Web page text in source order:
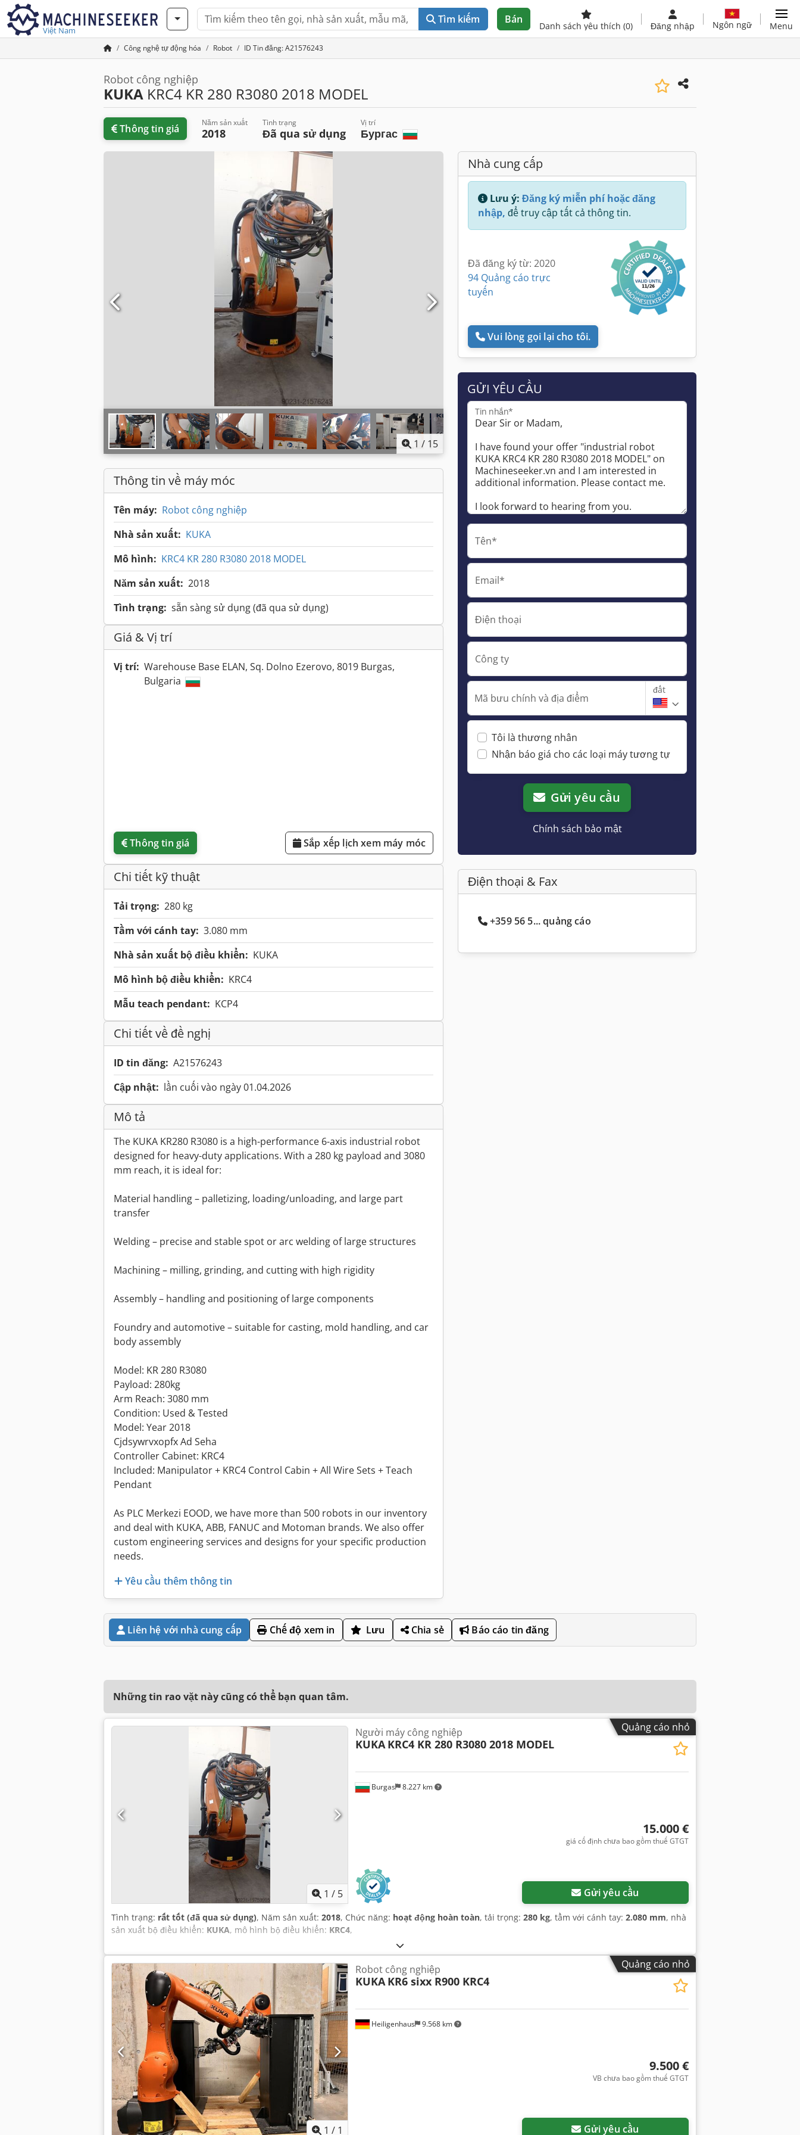
Việt Nam
Tìm kiếm Bán
Danh sách yêu thích (0) Đăng nhập Ngôn ngữ Menu
Công nghệ tự động hóa Robot ID Tin đăng: A21576243
Robot công nghiệp
KUKA KRC4 KR 280 R3080 2018 MODEL
Thông tin giá Năm sản xuất
2018
Tình trạng
Đã qua sử dụng
Vị trí
Бургас
1 / 15
Thông tin về máy móc
Tên máy: Robot công nghiệp
Nhà sản xuất: KUKA
Mô hình: KRC4 KR 280 R3080 2018 MODEL
Năm sản xuất: 2018
Tình trạng: sẵn sàng sử dụng (đã qua sử dụng)
Giá & Vị trí
Vị trí: Warehouse Base ELAN, Sq. Dolno Ezerovo, 8019 Burgas,
Bulgaria
Thông tin giá Sắp xếp lịch xem máy móc
Chi tiết kỹ thuật
Tải trọng: 280 kg
Tầm với cánh tay: 3.080 mm
Nhà sản xuất bộ điều khiển: KUKA
Mô hình bộ điều khiển: KRC4
Mẫu teach pendant: KCP4
Chi tiết về đề nghị
ID tin đăng: A21576243
Cập nhật: lần cuối vào ngày 01.04.2026
Mô tả
The KUKA KR280 R3080 is a high-performance 6-axis industrial robot
designed for heavy-duty applications. With a 280 kg payload and 3080
mm reach, it is ideal for:
Material handling – palletizing, loading/unloading, and large part
transfer
Welding – precise and stable spot or arc welding of large structures
Machining – milling, grinding, and cutting with high rigidity
Assembly – handling and positioning of large components
Foundry and automotive – suitable for casting, mold handling, and car
body assembly
Model: KR 280 R3080
Payload: 280kg
Arm Reach: 3080 mm
Condition: Used & Tested
Model: Year 2018
Cjdsywrvxopfx Ad Seha
Controller Cabinet: KRC4
Included: Manipulator + KRC4 Control Cabin + All Wire Sets + Teach
Pendant
As PLC Merkezi EOOD, we have more than 500 robots in our inventory
and deal with KUKA, ABB, FANUC and Motoman brands. We also offer
custom engineering services and designs for your specific production
needs.
Yêu cầu thêm thông tin
Nhà cung cấp
Lưu ý: Đăng ký miễn phí hoặc đăng
nhập, để truy cập tất cả thông tin.
Đã đăng ký từ: 2020
94 Quảng cáo trực
tuyến
Vui lòng gọi lại cho tôi.
GỬI YÊU CẦU
Tin nhắn*
Tên*
Email*
Điện thoại
Công ty
Mã bưu chính và địa điểm
đất
Tôi là thương nhân
Nhận báo giá cho các loại máy tương tự
Gửi yêu cầu
Chính sách bảo mật
Điện thoại & Fax
+359 56 5... quảng cáo
Liên hệ với nhà cung cấp Chế độ xem in Lưu Chia sẻ Báo cáo tin đăng
Những tin rao vặt này cũng có thể bạn quan tâm.
Quảng cáo nhỏ
1 / 5
Burgas 8.227 km
Người máy công nghiệp
KUKA KRC4 KR 280 R3080 2018 MODEL
15.000 €
giá cố định chưa bao gồm thuế GTGT
Gửi yêu cầu
Tình trạng: rất tốt (đã qua sử dụng), Năm sản xuất: 2018, Chức năng: hoạt động hoàn toàn, tải trọng: 280 kg, tầm với cánh tay: 2.080 mm, nhà
sản xuất bộ điều khiển: KUKA, mô hình bộ điều khiển: KRC4,
Quảng cáo nhỏ
1 / 1
Heiligenhaus 9.568 km
Robot công nghiệp
KUKA KR6 sixx R900 KRC4
9.500 €
VB chưa bao gồm thuế GTGT
Gửi yêu cầu